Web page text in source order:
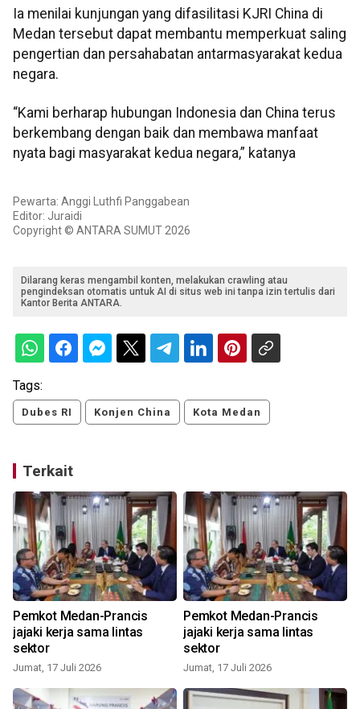
Ia menilai kunjungan yang difasilitasi KJRI China di
Medan tersebut dapat membantu memperkuat saling
pengertian dan persahabatan antarmasyarakat kedua
negara.
“Kami berharap hubungan Indonesia dan China terus
berkembang dengan baik dan membawa manfaat
nyata bagi masyarakat kedua negara,” katanya
Pewarta: Anggi Luthfi Panggabean
Editor: Juraidi
Copyright © ANTARA SUMUT 2026
Dilarang keras mengambil konten, melakukan crawling atau
pengindeksan otomatis untuk AI di situs web ini tanpa izin tertulis dari
Kantor Berita ANTARA.
Tags:
Dubes RI Konjen China Kota Medan
Terkait
Pemkot Medan-Prancis
jajaki kerja sama lintas
sektor
Jumat, 17 Juli 2026
Pemkot Medan-Prancis
jajaki kerja sama lintas
sektor
Jumat, 17 Juli 2026